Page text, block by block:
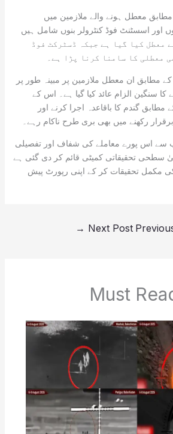
معطل ہونے والے ملازمین میں
اور اسسٹنٹ فوڈ کنٹرولر بنوں شامل ہیں
کے لیے معطل کیا گیا ہے جبکہ ڈسٹرکٹ فوڈ
معطلی کا سامنا کرنا پڑا ہے۔
مطابق ان معطل ملازمین پر مبینہ طور پر
سنگین الزام عائد کیا گیا ہے۔ اس کے
مطابق گندم کا باقاعدہ اجرا کرنے اور
رکھنے میں بھی بری طرح ناکام رہے۔
سے اس پورے معاملے کی شفاف اور تفصیلی
سطحی تحقیقاتی کمیٹی قائم کر دی گئی ہے
مکمل تحقیقات کر کے اپنی رپورٹ پیش
Next Post
→
Must